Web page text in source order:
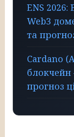
ENS
Web3
та
Cardano
блокчейн
прогноз